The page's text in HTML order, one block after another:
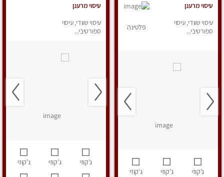
עיסוי מרענן
עיסוי שוודי, עיסוי
ספורטיבי...
פלטינה
ג’קוזי ג’קוזי ג’קוזי
עיסוי מרענן
עיסוי שוודי, עיסוי
ספורטיבי...
ג’קוזי ג’קוזי ג’קוזי